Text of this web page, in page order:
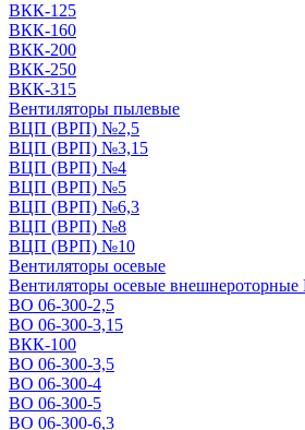
ВКК-125
ВКК-160
ВКК-200
ВКК-250
ВКК-315
Вентиляторы пылевые
ВЦП (ВРП) №2,5
ВЦП (ВРП) №3,15
ВЦП (ВРП) №4
ВЦП (ВРП) №5
ВЦП (ВРП) №6,3
ВЦП (ВРП) №8
ВЦП (ВРП) №10
Вентиляторы осевые
Вентиляторы осевые
ВО 06-300-2,5
ВО 06-300-3,15
ВКК-100
ВО 06-300-3,5
ВО 06-300-4
ВО 06-300-5
ВО 06-300-6,3